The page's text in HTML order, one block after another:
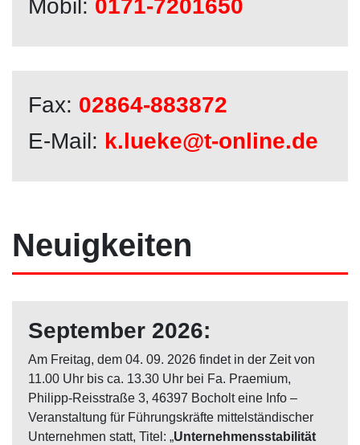
Mobil: 0171-7201650
Fax: 02864-883872
E-Mail: k.lueke@t-online.de
Neuigkeiten
September 2026:
Am Freitag, dem 04. 09. 2026 findet in der Zeit von
11.00 Uhr bis ca. 13.30 Uhr bei Fa. Praemium,
Philipp-Reisstraße 3, 46397 Bocholt eine Info –
Veranstaltung für Führungskräfte mittelständischer
Unternehmen statt, Titel: „Unternehmensstabilität